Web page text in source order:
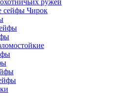
ружей
сейфы Чирок